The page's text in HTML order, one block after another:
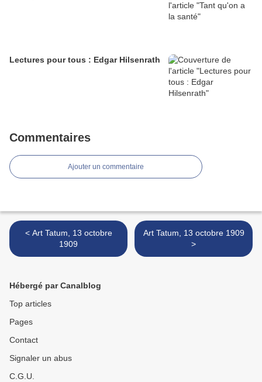
Lectures pour tous : Edgar Hilsenrath
Commentaires
Ajouter un commentaire
< Art Tatum, 13 octobre
1909
Art Tatum, 13 octobre 1909
>
Hébergé par Canalblog
Top articles
Pages
Contact
Signaler un abus
C.G.U.